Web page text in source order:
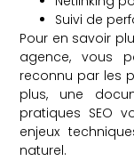
Suivi de
Pour en savoir
agence, vous
reconnu par les
plus, une
pratiques SEO
enjeux
naturel.